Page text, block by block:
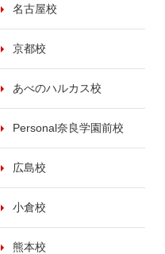
名古屋校
京都校
あべのハルカス校
Personal奈良学園前校
広島校
小倉校
熊本校